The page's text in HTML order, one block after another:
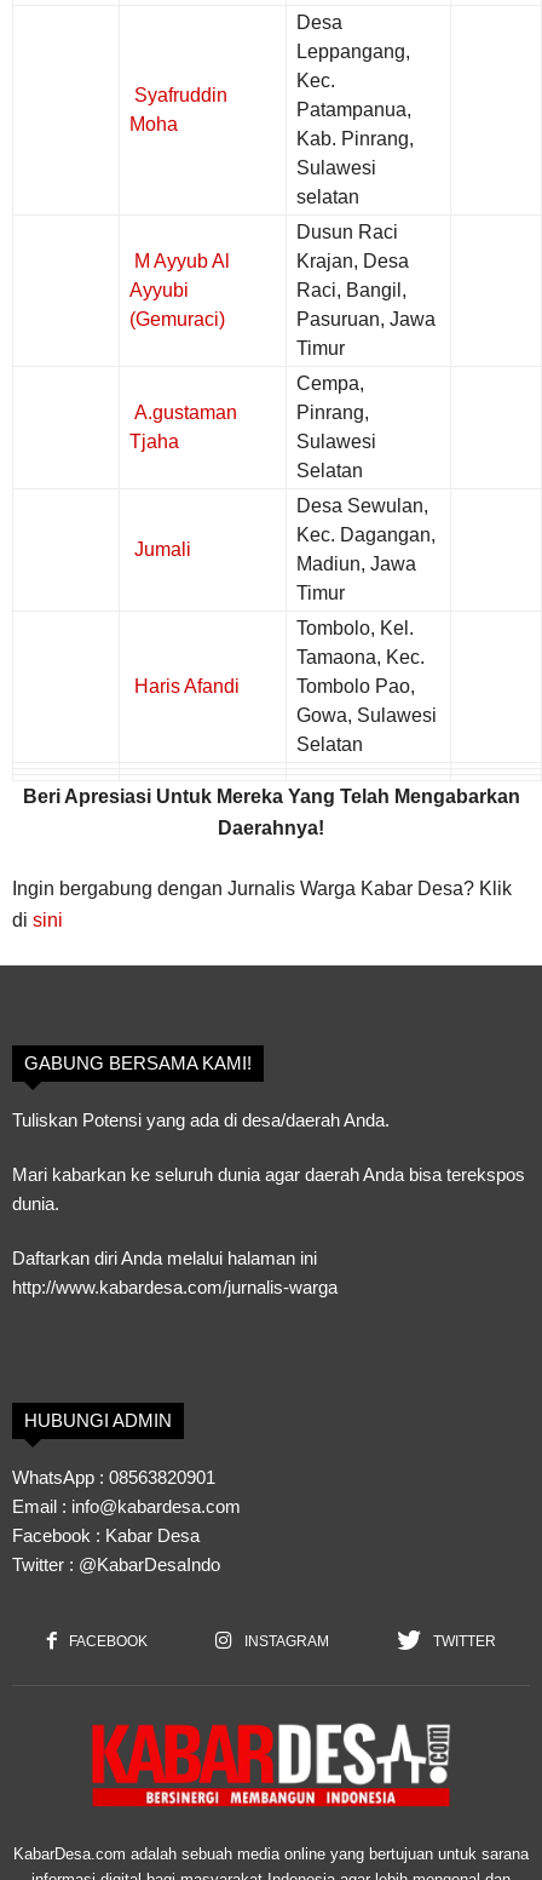
Syafruddin
Moha
Desa
Leppangang,
Kec.
Patampanua,
Kab. Pinrang,
Sulawesi
selatan
M Ayyub Al
Ayyubi
(Gemuraci)
Dusun Raci
Krajan, Desa
Raci, Bangil,
Pasuruan, Jawa
Timur
A.gustaman
Tjaha
Cempa,
Pinrang,
Sulawesi
Selatan
Jumali
Desa Sewulan,
Kec. Dagangan,
Madiun, Jawa
Timur
Haris Afandi
Tombolo, Kel.
Tamaona, Kec.
Tombolo Pao,
Gowa, Sulawesi
Selatan
Beri Apresiasi Untuk Mereka Yang Telah Mengabarkan
Daerahnya!
Ingin bergabung dengan Jurnalis Warga Kabar Desa? Klik
di sini
GABUNG BERSAMA KAMI!
Tuliskan Potensi yang ada di desa/daerah Anda.
Mari kabarkan ke seluruh dunia agar daerah Anda bisa terekspos
dunia.
Daftarkan diri Anda melalui halaman ini
http://www.kabardesa.com/jurnalis-warga
HUBUNGI ADMIN
WhatsApp : 08563820901
Email : info@kabardesa.com
Facebook : Kabar Desa
Twitter : @KabarDesaIndo
FACEBOOK INSTAGRAM TWITTER
KabarDesa.com adalah sebuah media online yang bertujuan untuk sarana